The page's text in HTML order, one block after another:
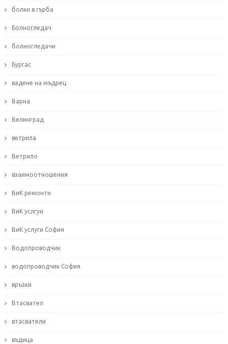
болки в гърба
Болногледач
болногледачи
Бургас
вадене на мъдрец
Варна
Велинград
ветрила
Ветрило
взаимоотношения
ВиК ремонти
ВиК услгуи
ВиК услуги София
Водопроводчик
водопроводчик София
връзки
Втасвател
втасватели
въдица